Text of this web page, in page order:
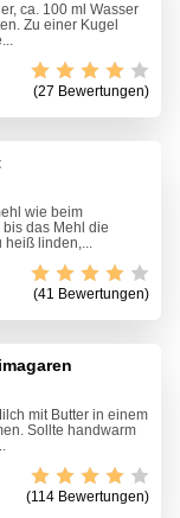
ca. 100 ml Wasser
Zu einer Kugel
(27 Bewertungen)
wie beim
das Mehl die
heiß linden,...
(41 Bewertungen)
mit Butter in einem
Sollte handwarm
(114 Bewertungen)